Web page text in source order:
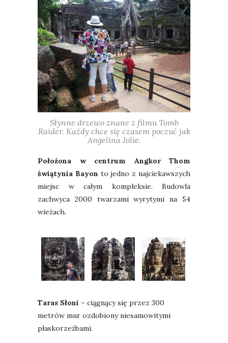
Słynne drzewo znane z filmu Tomb
Raider. Każdy chce się czasem poczuć jak
Angelina Jolie.
Położona w centrum Angkor Thom
świątynia Bayon to jedno z najciekawszych
miejsc w całym kompleksie. Budowla
zachwyca 2000 twarzami wyrytymi na 54
wieżach.
Taras Słoni – ciągnący się przez 300
metrów mur ozdobiony niesamowitymi
płaskorzeźbami.